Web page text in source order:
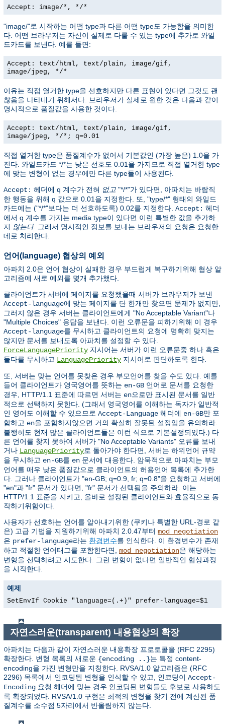
Accept: image/*, */*
"image/"로 시작하는 어떤 type과 다른 어떤 type도 가능함을 의미한
다. 어떤 브라우저는 자신이 실제로 다룰 수 있는 type에 추가로 와일
드카드를 보낸다. 예를 들면:
Accept: text/html, text/plain, image/gif,
image/jpeg, */*
이유는 직접 열거한 type을 선호하지만 다른 표현이 있다면 그것도 괜
찮음을 나타내기 위해서다. 브라우저가 실제로 원한 것은 다음과 같이
명시적으로 품질값을 사용한 것이다.
Accept: text/html, text/plain, image/gif,
image/jpeg, */*; q=0.01
직접 열거한 type은 품질계수가 없어서 기본값인 (가장 높은) 1.0을 가
진다. 와일드카드 */*는 낮은 선호도 0.01을 가지므로 직접 열거한 type
에 맞는 변형이 없는 경우에만 다른 type들이 사용된다.
Accept: 헤더에 q 계수가 전혀 없고 "*/*"가 있다면, 아파치는 바람직
한 행동을 위해 q 값으로 0.01을 지정한다. 또, "type/*" 형태의 와일드
카드에는 ("*/*"보다는 더 선호하도록) 0.02를 지정한다. Accept: 헤더
에서 q 계수를 가지는 media type이 있다면 이런 특별한 값을 추가하
지 않는다. 그래서 명시적인 정보를 보내는 브라우저의 요청은 요청한
데로 처리한다.
언어(language) 협상의 예외
아파치 2.0은 언어 협상이 실패한 경우 부드럽게 복구하기위해 협상 알
고리즘에 새로 예외를 몇개 추가했다.
클라이언트가 서버에 페이지를 요청했을때 서버가 브라우저가 보낸
Accept-language에 맞는 페이지를 단 한개만 찾으면 문제가 없지만,
그러지 않은 경우 서버는 클라이언트에게 "No Acceptable Variant"나
"Multiple Choices" 응답을 보낸다. 이런 오류문을 피하기위해 이 경우
Accept-language를 무시하고 클라이언트의 요청에 명확히 맞지는
않지만 문서를 보내도록 아파치를 설정할 수 있다.
ForceLanguagePriority 지시어는 서버가 이런 오류문중 하나 혹은
둘다를 무시하고 LanguagePriority 지시어로 판단하도록 한다.
또, 서버는 맞는 언어를 못찾은 경우 부모언어를 찾을 수도 있다. 예를
들어 클라이언트가 영국영어를 뜻하는 en-GB 언어로 문서를 요청한
경우, HTTP/1.1 표준에 따르면 서버는 en으로만 표시된 문서를 일반
적으로 선택하지 못한다. (그래서 영국영어를 이해하는 독자가 일반적
인 영어도 이해할 수 있으므로 Accept-Language 헤더에 en-GB만 포
함하고 en을 포함하지않으면 거의 확실히 잘못된 설정임을 유의하라.
불행히도 현재 많은 클라이언트들은 이런 식으로 기본설정되있다.) 다
른 언어를 찾지 못하여 서버가 "No Acceptable Variants" 오류를 보내
거나 LanguagePriority로 돌아가야 한다면, 서버는 하위언어 규약
을 무시하고 en-GB를 en 문서에 대응한다. 암묵적으로 아파치는 부모
언어를 매우 낮은 품질값으로 클라이언트의 허용언어 목록에 추가한
다. 그러나 클라이언트가 "en-GB; q=0.9, fr; q=0.8"을 요청하고 서버에
"en"과 "fr" 문서가 있다면, "fr" 문서가 선택됨을 주의하라. 이는
HTTP/1.1 표준을 지키고, 올바로 설정된 클라이언트와 효율적으로 동
작하기위함이다.
사용자가 선호하는 언어를 알아내기위한 (쿠키나 특별한 URL-경로 같
은) 고급 기법을 지원하기위해 아파치 2.0.47부터 mod_negotiation
은 prefer-language라는 환경변수를 인식한다. 이 환경변수가 존재
하고 적절한 언어태그를 포함한다면, mod_negotiation은 해당하는
변형을 선택하려고 시도한다. 그런 변형이 없다면 일반적인 협상과정
을 시작한다.
예제
SetEnvIf Cookie "language=(.+)" prefer-language=$1
자연스러운(transparent) 내용협상의 확장
아파치는 다음과 같이 자연스러운 내용확장 프로토콜을 (RFC 2295)
확장한다. 변형 목록의 새로운 {encoding ..}는 특정 content-
encoding을 가진 변형만을 지칭한다. RVSA/1.0 알고리즘은 (RFC
2296) 목록에서 인코딩된 변형을 인식할 수 있고, 인코딩이 Accept-
Encoding 요청 헤더에 맞는 경우 인코딩된 변형들도 후보로 사용하도
록 확장되었다. RVSA/1.0 구현은 최적의 변형을 찾기 전에 계산된 품
질계수를 소수점 5자리에서 반올림하지 않는다.